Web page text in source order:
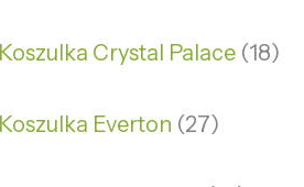
Koszulka Crystal Palace 18
Koszulka Everton 27